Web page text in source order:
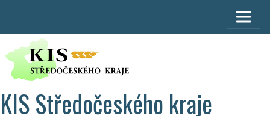
KIS Středočeského kraje